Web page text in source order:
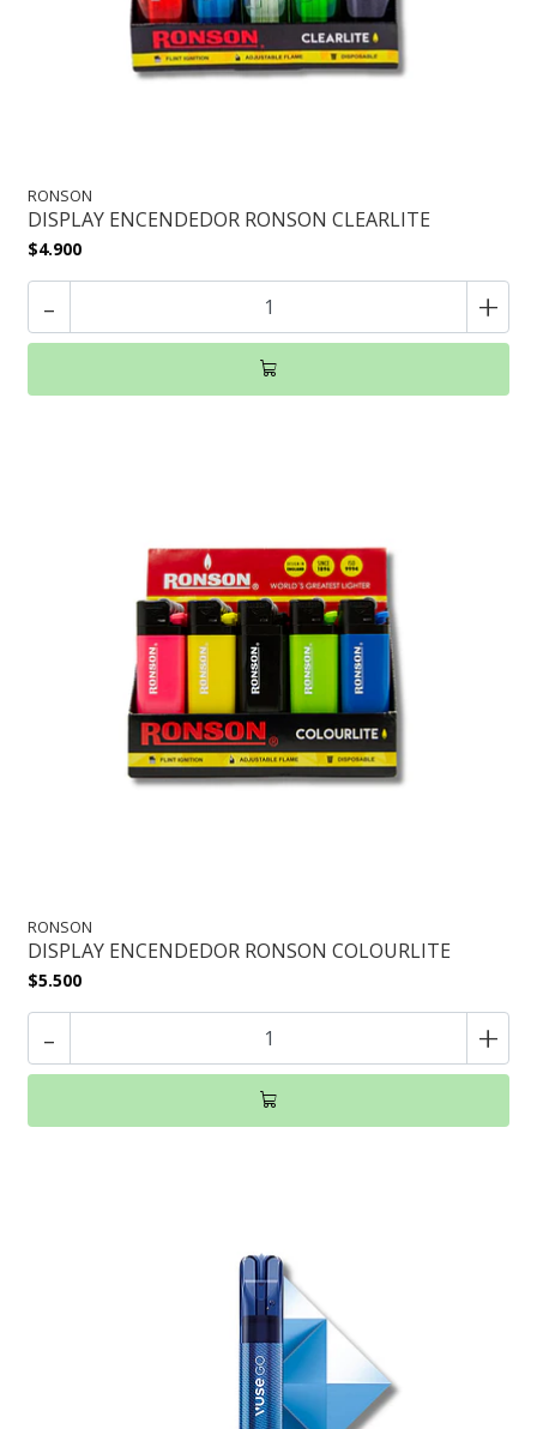
RONSON
DISPLAY ENCENDEDOR RONSON CLEARLITE
$4.900
- +
RONSON
DISPLAY ENCENDEDOR RONSON COLOURLITE
$5.500
- +